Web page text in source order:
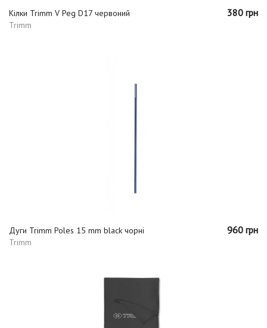
Кілки Trimm V Peg D17 червоний
Trimm
380 грн
Дуги Trimm Poles 15 mm black чорні
Trimm
960 грн